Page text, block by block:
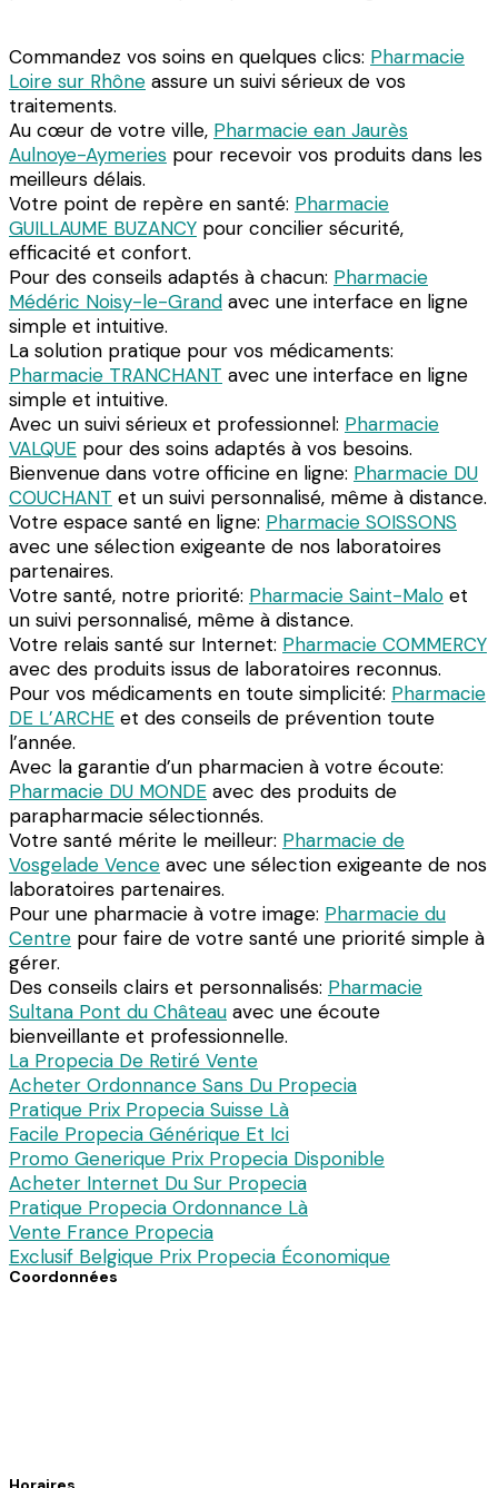
Commandez vos soins en quelques clics: Pharmacie
Loire sur Rhône assure un suivi sérieux de vos
traitements.
Au cœur de votre ville, Pharmacie ean Jaurès
Aulnoye-Aymeries pour recevoir vos produits dans les
meilleurs délais.
Votre point de repère en santé: Pharmacie
GUILLAUME BUZANCY pour concilier sécurité,
efficacité et confort.
Pour des conseils adaptés à chacun: Pharmacie
Médéric Noisy-le-Grand avec une interface en ligne
simple et intuitive.
La solution pratique pour vos médicaments:
Pharmacie TRANCHANT avec une interface en ligne
simple et intuitive.
Avec un suivi sérieux et professionnel: Pharmacie
VALQUE pour des soins adaptés à vos besoins.
Bienvenue dans votre officine en ligne: Pharmacie DU
COUCHANT et un suivi personnalisé, même à distance.
Votre espace santé en ligne: Pharmacie SOISSONS
avec une sélection exigeante de nos laboratoires
partenaires.
Votre santé, notre priorité: Pharmacie Saint-Malo et
un suivi personnalisé, même à distance.
Votre relais santé sur Internet: Pharmacie COMMERCY
avec des produits issus de laboratoires reconnus.
Pour vos médicaments en toute simplicité: Pharmacie
DE L’ARCHE et des conseils de prévention toute
l’année.
Avec la garantie d’un pharmacien à votre écoute:
Pharmacie DU MONDE avec des produits de
parapharmacie sélectionnés.
Votre santé mérite le meilleur: Pharmacie de
Vosgelade Vence avec une sélection exigeante de nos
laboratoires partenaires.
Pour une pharmacie à votre image: Pharmacie du
Centre pour faire de votre santé une priorité simple à
gérer.
Des conseils clairs et personnalisés: Pharmacie
Sultana Pont du Château avec une écoute
bienveillante et professionnelle.
La Propecia De Retiré Vente
Acheter Ordonnance Sans Du Propecia
Pratique Prix Propecia Suisse Là
Facile Propecia Générique Et Ici
Promo Generique Prix Propecia Disponible
Acheter Internet Du Sur Propecia
Pratique Propecia Ordonnance Là
Vente France Propecia
Exclusif Belgique Prix Propecia Économique
Coordonnées